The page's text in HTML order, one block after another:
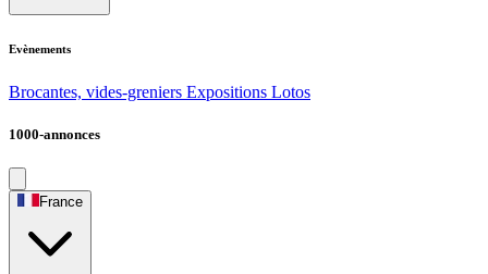
Evènements
Brocantes, vides-greniers Expositions Lotos
1000-annonces
France